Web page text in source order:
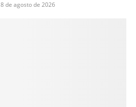
8 de agosto de 2026